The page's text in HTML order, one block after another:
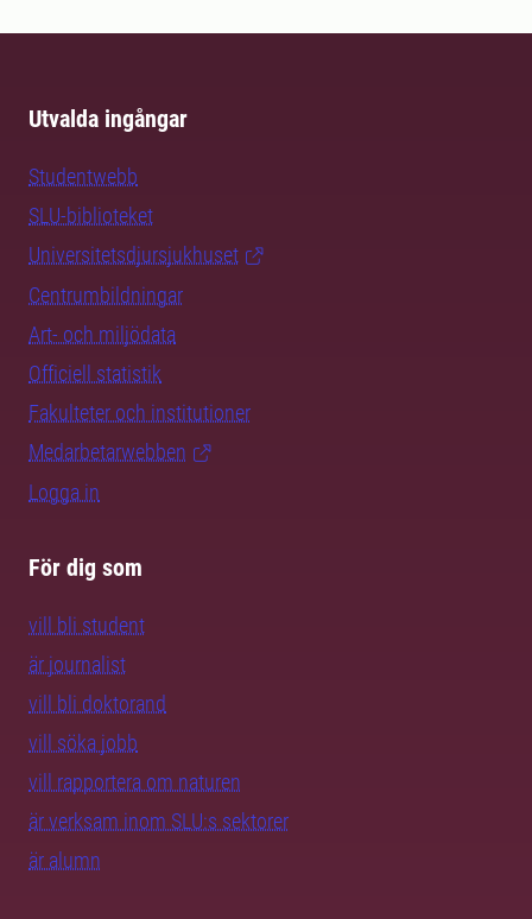
Utvalda ingångar
Studentwebb
SLU-biblioteket
Universitetsdjursjukhuset
Centrumbildningar
Art- och miljödata
Officiell statistik
Fakulteter och institutioner
Medarbetarwebben
Logga in
För dig som
vill bli student
är journalist
vill bli doktorand
vill söka jobb
vill rapportera om naturen
är verksam inom SLU:s sektorer
är alumn